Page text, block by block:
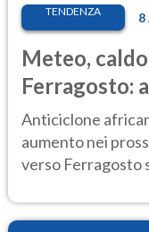
TENDENZA 8
Meteo,
Ferragosto:
ancora
Anticiclone
aumento nei
verso Ferragosto